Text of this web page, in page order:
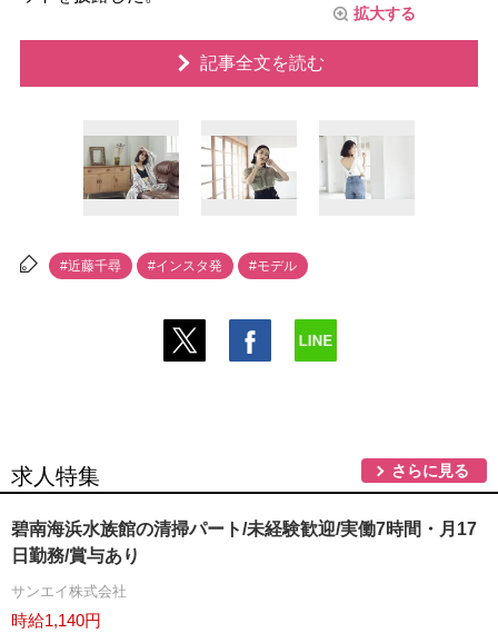
拡大する
記事全文を読む
#近藤千尋 #インスタ発 #モデル
求人特集 さらに見る
碧南海浜水族館の清掃パート/未経験歓迎/実働7時間・月17
日勤務/賞与あり
サンエイ株式会社
時給1,140円